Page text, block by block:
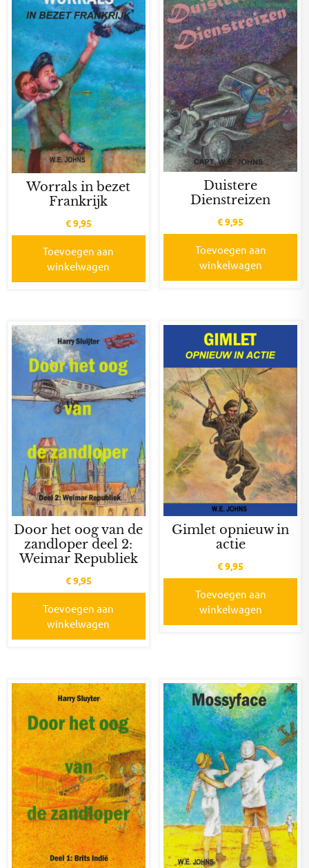
Worrals in bezet
Frankrijk
€9,95
Toevoegen aan
winkelwagen
Duistere
Dienstreizen
€9,95
Toevoegen aan
winkelwagen
Door het oog van de
zandloper deel 2:
Weimar Republiek
€9,95
Toevoegen aan
winkelwagen
Gimlet opnieuw in
actie
€9,95
Toevoegen aan
winkelwagen